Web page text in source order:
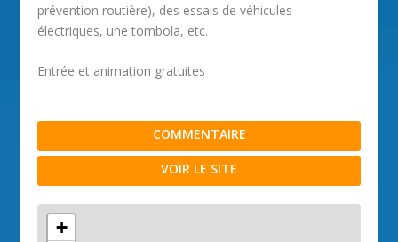
prévention routière), des essais de véhicules
électriques, une tombola, etc.
Entrée et animation gratuites
COMMENTAIRE
VOIR LE SITE
+